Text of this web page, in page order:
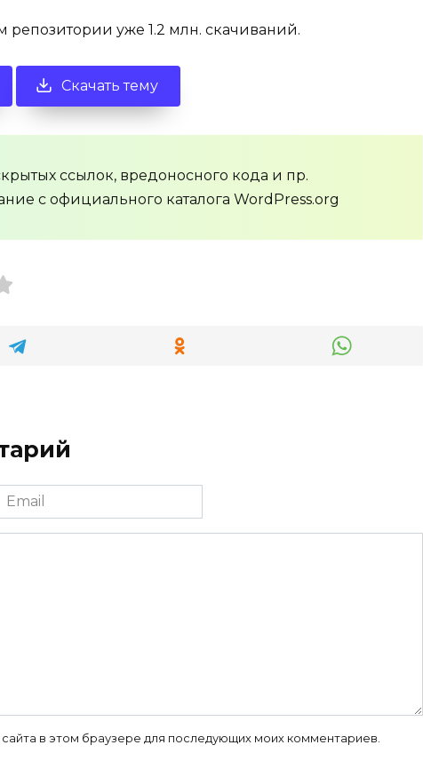
уже 1.2 млн. скачиваний.
Скачать тему
ссылок, вредоносного кода и пр.
с официального каталога WordPress.org
Email
в этом браузере для последующих моих комментариев.